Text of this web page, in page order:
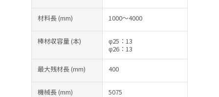
材料長(mm) 1000～4000
棒材収容量(本)
φ25：13
φ26：13
最大残材長(mm) 400
機械長(mm) 5075